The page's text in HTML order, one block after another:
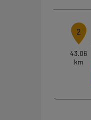
2
43.06
km